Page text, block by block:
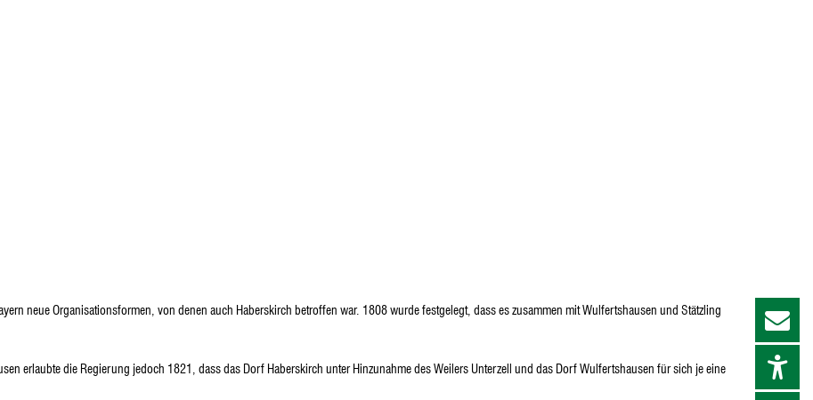
neue Organisationsformen, von denen auch Haberskirch betroffen war. 1808 wurde festgelegt, dass es zusammen mit Wulfertshausen und Stätzling
erlaubte die Regierung jedoch 1821, dass das Dorf Haberskirch unter Hinzunahme des Weilers Unterzell und das Dorf Wulfertshausen für sich je eine